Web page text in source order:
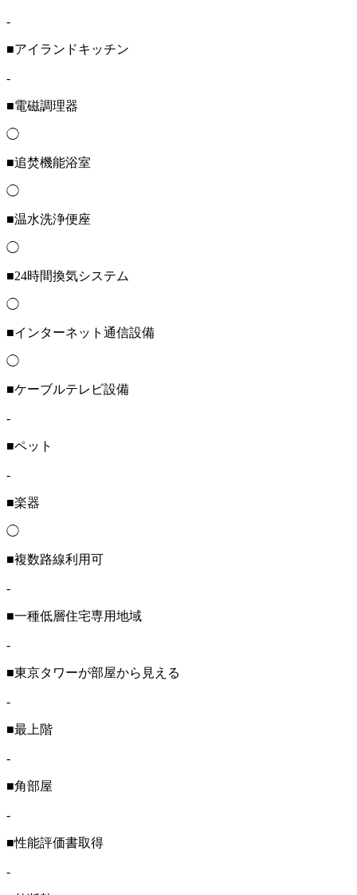
-
■アイランドキッチン
-
■電磁調理器
◯
■追焚機能浴室
◯
■温水洗浄便座
◯
■24時間換気システム
◯
■インターネット通信設備
◯
■ケーブルテレビ設備
-
■ペット
-
■楽器
◯
■複数路線利用可
-
■一種低層住宅専用地域
-
■東京タワーが部屋から見える
-
■最上階
-
■角部屋
-
■性能評価書取得
-